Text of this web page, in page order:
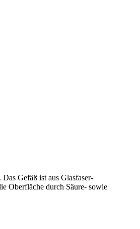
Gefäß ist aus Glasfaser-
Oberfläche durch Säure- sowie